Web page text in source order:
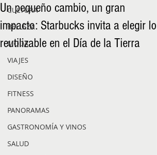
CULTURA
BELLEZA
MODA
VIAJES
DISEÑO
FITNESS
PANORAMAS
GASTRONOMÍA Y VINOS
SALUD
Un pequeño cambio, un gran
impacto: Starbucks invita a elegir lo
reutilizable en el Día de la Tierra